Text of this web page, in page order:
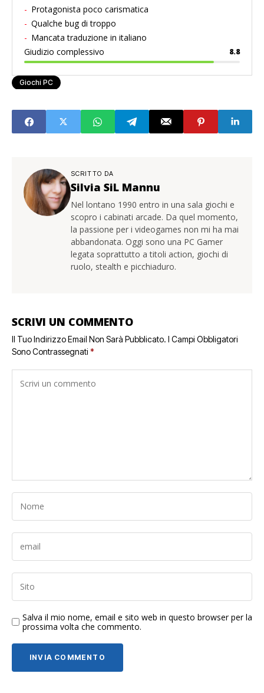
Protagonista poco carismatica
Qualche bug di troppo
Mancata traduzione in italiano
Giudizio complessivo
8.8
Giochi PC
SCRITTO DA
Silvia SiL Mannu
Nel lontano 1990 entro in una sala giochi e
scopro i cabinati arcade. Da quel momento,
la passione per i videogames non mi ha mai
abbandonata. Oggi sono una PC Gamer
legata soprattutto a titoli action, giochi di
ruolo, stealth e picchiaduro.
SCRIVI UN COMMENTO
Il Tuo Indirizzo Email Non Sarà Pubblicato. I Campi Obbligatori
Sono Contrassegnati *
Salva il mio nome, email e sito web in questo browser per la
prossima volta che commento.